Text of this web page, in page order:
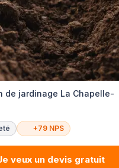
de jardinage La Chapelle-
+79 NPS
veux un devis gratuit